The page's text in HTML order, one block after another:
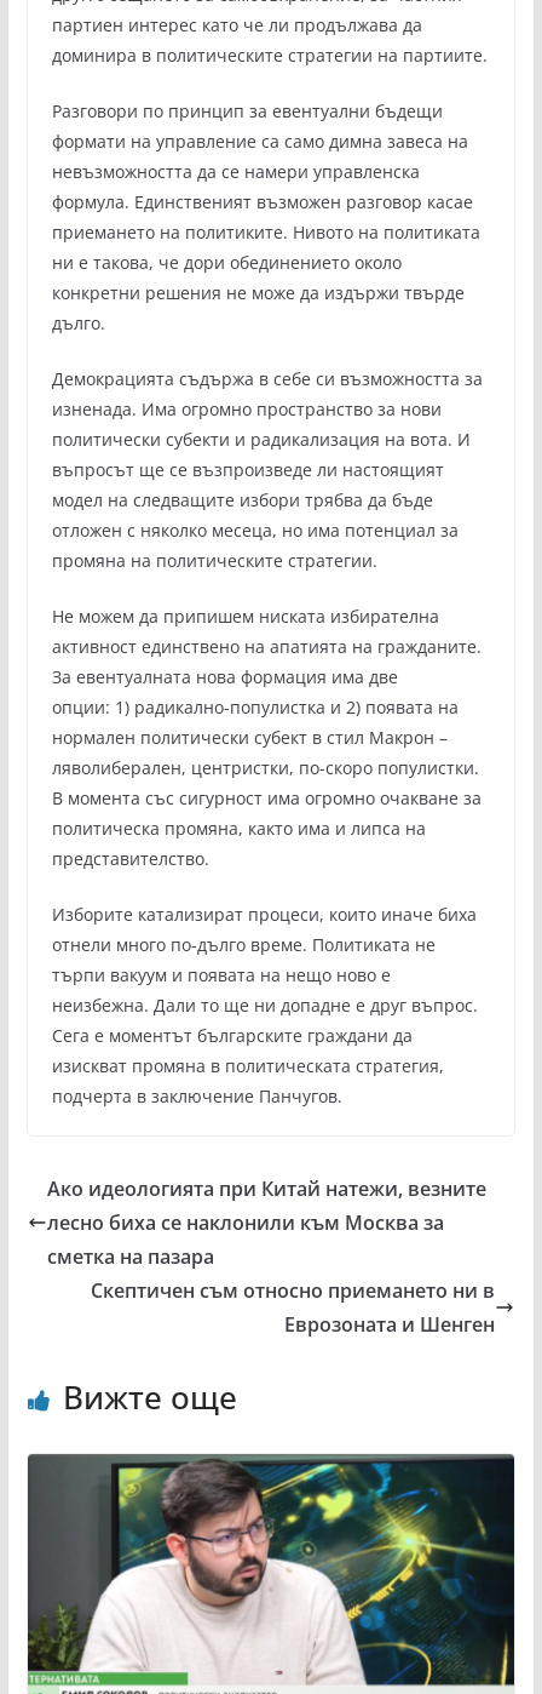
партиен интерес като че ли продължава да
доминира в политическите стратегии на партиите.
Разговори по принцип за евентуални бъдещи
формати на управление са само димна завеса на
невъзможността да се намери управленска
формула. Единственият възможен разговор касае
приемането на политиките. Нивото на политиката
ни е такова, че дори обединението около
конкретни решения не може да издържи твърде
дълго.
Демокрацията съдържа в себе си възможността за
изненада. Има огромно пространство за нови
политически субекти и радикализация на вота. И
въпросът ще се възпроизведе ли настоящият
модел на следващите избори трябва да бъде
отложен с няколко месеца, но има потенциал за
промяна на политическите стратегии.
Не можем да припишем ниската избирателна
активност единствено на апатията на гражданите.
За евентуалната нова формация има две
опции: 1) радикално-популистка и 2) появата на
нормален политически субект в стил Макрон –
ляволиберален, центристки, по-скоро популистки.
В момента със сигурност има огромно очакване за
политическа промяна, както има и липса на
представителство.
Изборите катализират процеси, които иначе биха
отнели много по-дълго време. Политиката не
търпи вакуум и появата на нещо ново е
неизбежна. Дали то ще ни допадне е друг въпрос.
Сега е моментът българските граждани да
изискват промяна в политическата стратегия,
подчерта в заключение Панчугов.
Ако идеологията при Китай натежи, везните
лесно биха се наклонили към Москва за
сметка на пазара
Скептичен съм относно приемането ни в
Еврозоната и Шенген
Вижте още